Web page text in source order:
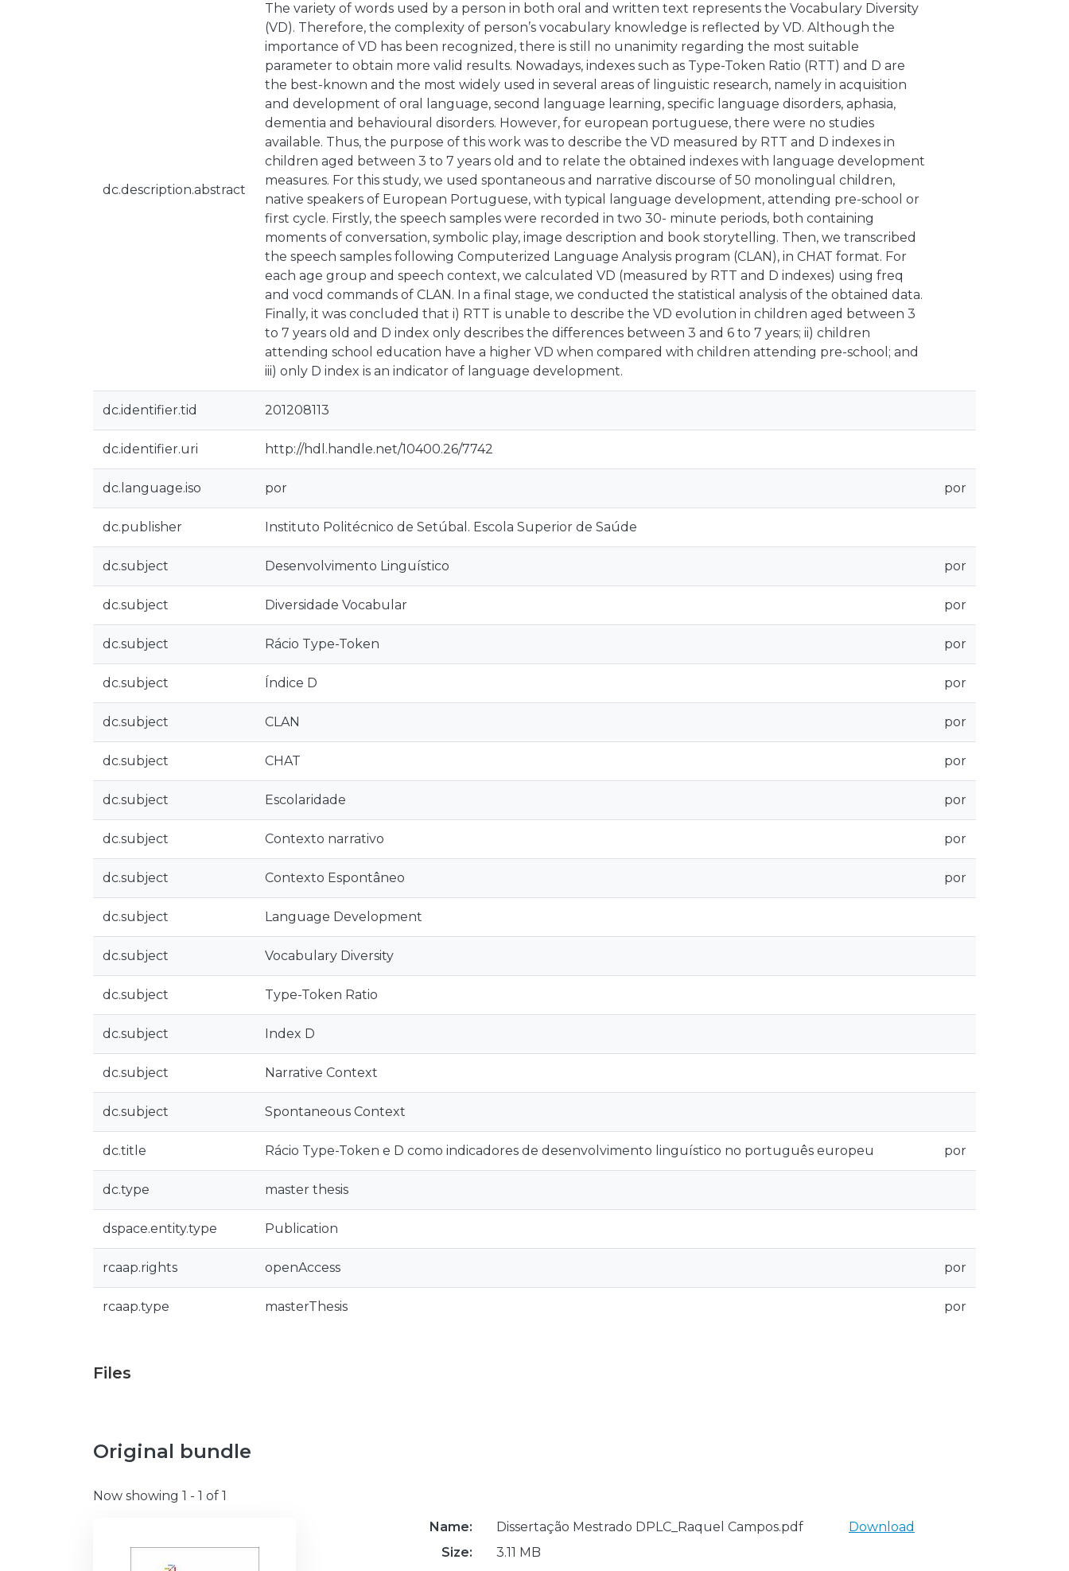
dc.description.abstract
The variety of words used by a person in both oral and written text represents the Vocabulary Diversity
(VD). Therefore, the complexity of person’s vocabulary knowledge is reflected by VD. Although the
importance of VD has been recognized, there is still no unanimity regarding the most suitable
parameter to obtain more valid results. Nowadays, indexes such as Type-Token Ratio (RTT) and D are
the best-known and the most widely used in several areas of linguistic research, namely in acquisition
and development of oral language, second language learning, specific language disorders, aphasia,
dementia and behavioural disorders. However, for european portuguese, there were no studies
available. Thus, the purpose of this work was to describe the VD measured by RTT and D indexes in
children aged between 3 to 7 years old and to relate the obtained indexes with language development
measures. For this study, we used spontaneous and narrative discourse of 50 monolingual children,
native speakers of European Portuguese, with typical language development, attending pre-school or
first cycle. Firstly, the speech samples were recorded in two 30- minute periods, both containing
moments of conversation, symbolic play, image description and book storytelling. Then, we transcribed
the speech samples following Computerized Language Analysis program (CLAN), in CHAT format. For
each age group and speech context, we calculated VD (measured by RTT and D indexes) using freq
and vocd commands of CLAN. In a final stage, we conducted the statistical analysis of the obtained data.
Finally, it was concluded that i) RTT is unable to describe the VD evolution in children aged between 3
to 7 years old and D index only describes the differences between 3 and 6 to 7 years; ii) children
attending school education have a higher VD when compared with children attending pre-school; and
iii) only D index is an indicator of language development.
dc.identifier.tid 201208113
dc.identifier.uri http://hdl.handle.net/10400.26/7742
dc.language.iso por por
dc.publisher Instituto Politécnico de Setúbal. Escola Superior de Saúde
dc.subject Desenvolvimento Linguístico por
dc.subject Diversidade Vocabular por
dc.subject Rácio Type-Token por
dc.subject Índice D por
dc.subject CLAN por
dc.subject CHAT por
dc.subject Escolaridade por
dc.subject Contexto narrativo por
dc.subject Contexto Espontâneo por
dc.subject Language Development
dc.subject Vocabulary Diversity
dc.subject Type-Token Ratio
dc.subject Index D
dc.subject Narrative Context
dc.subject Spontaneous Context
dc.title Rácio Type-Token e D como indicadores de desenvolvimento linguístico no português europeu por
dc.type master thesis
dspace.entity.type Publication
rcaap.rights openAccess por
rcaap.type masterThesis por
Files
Original bundle
Now showing 1 - 1 of 1
Name:
Dissertação Mestrado DPLC_Raquel Campos.pdf
Size:
3.11 MB
Download